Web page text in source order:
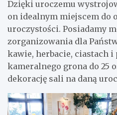
Dzięki uroczemu
on idealnym miejscem do
uroczystości. Posiadamy
zorganizowania dla
kawie, herbacie, ciastach
kameralnego grona do 25
dekorację sali na daną